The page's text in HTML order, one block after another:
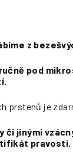
z
pod
prstenů je
či jinými
pravosti.